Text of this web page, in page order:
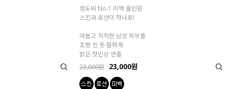
엠도씨 No.1 미백 올인원
스킨과 로션이 하나로!
어둡고 칙칙한 남성 피부를
조명 킨 듯 환하게
밝은 첫인상 연출
23,000원 23,000원